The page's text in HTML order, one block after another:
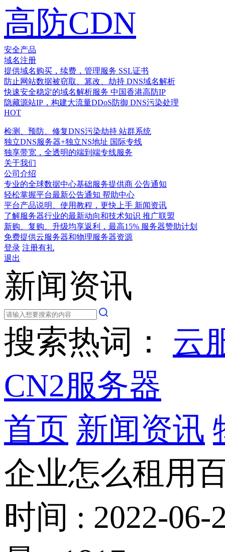
高防CDN
安全产品
域名注册
提供域名购买，续费，管理服务 SSL证书
防止网站数据被窃取、篡改、劫持 DNS域名解析
快速安全稳定的域名解析服务 中国香港高防IP
隐藏源站IP，构建大流量DDoS防御 DNS污染处理
HOT
检测、预防、修复DNS污染劫持 站群系统
独立DNS服务器+独立NS地址 国际专线
独享带宽，全透明的端到端专线服务
关于我们
公司介绍
专业的全球数据中心基础服务提供商 公告通知
轻松掌握平台最新公告通知 帮助中心
平台产品说明、使用教程，更快上手 新闻资讯
了解服务器行业的最新动向和技术知识 推广联盟
新购、复购、升级均享返利，最高15% 服务器赞助计划
免费提供云服务器和物理服务器资源
登录 注册有礼
退出
新闻资讯
搜索热词： 云
CN2服务器
首页 新闻资讯
企业怎么租用
时间 : 2022-06-